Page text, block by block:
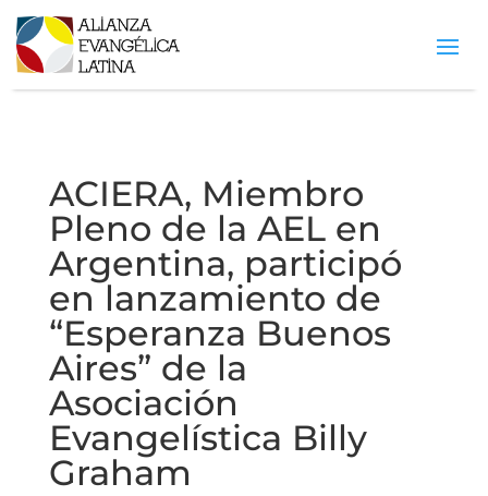
ACIERA, Miembro
Pleno de la AEL en
Argentina, participó
en lanzamiento de
“Esperanza Buenos
Aires” de la
Asociación
Evangelística Billy
Graham